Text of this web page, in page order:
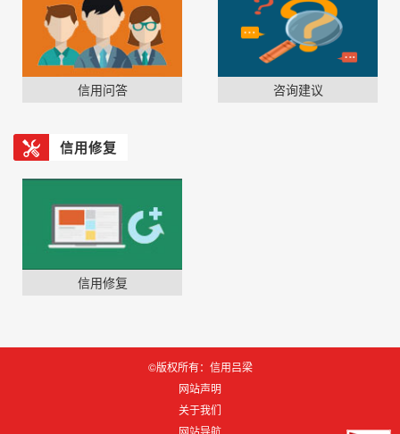
信用问答 咨询建议
信用修复
信用修复
©版权所有：信用吕梁
网站声明
关于我们